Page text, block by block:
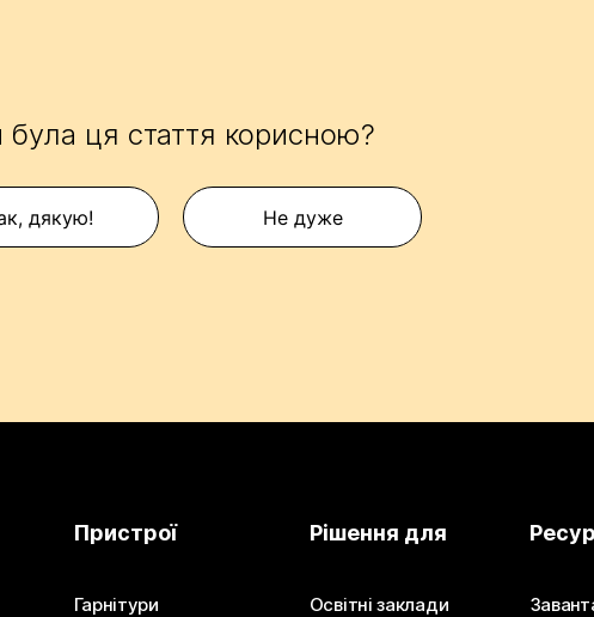
була ця стаття корисною?
дякую! Не дуже
Пристрої
Гарнітури
Рішення для
Освітні заклади